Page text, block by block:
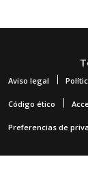
Aviso legal
Código ético
Preferencias de